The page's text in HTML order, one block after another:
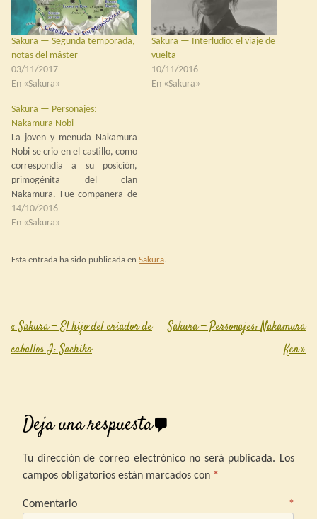
Sakura — Segunda temporada,
notas del máster
03/11/2017
En «Sakura»
Sakura — Interludio: el viaje de
vuelta
10/11/2016
En «Sakura»
Sakura — Personajes:
Nakamura Nobi
La joven y menuda Nakamura
Nobi se crio en el castillo, como
correspondía a su posición,
primogénita del clan
Nakamura. Fue compañera de
juegos de la pequeña Reiko, un
par de años menor que ella,
enviada a la corte Asakura
14/10/2016
En «Sakura»
Esta entrada ha sido publicada en Sakura.
Post navigation
«Sakura — El hijo del criador de
caballos I: Sachiko
Sakura — Personajes: Nakamura
Ken»
Deja una respuesta
Tu dirección de correo electrónico no será publicada. Los
campos obligatorios están marcados con *
Comentario *